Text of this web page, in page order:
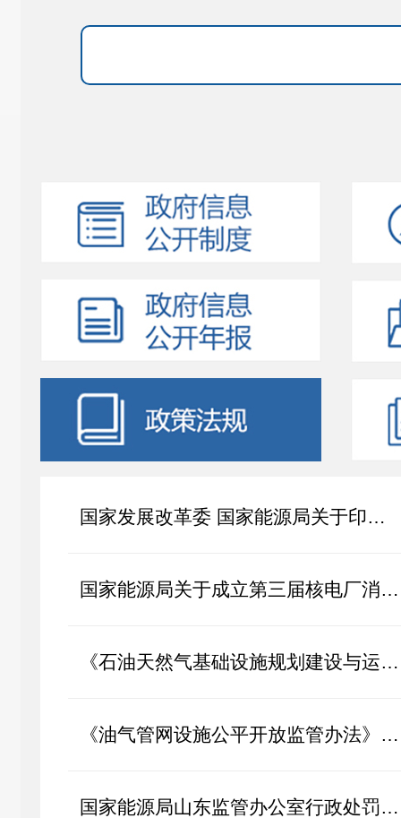
国家发展改革委 国家能源局关于印发《新型能源体系建设“十五五”规划》...
国家能源局关于成立第三届核电厂消防专家委员会的通知
《石油天然气基础设施规划建设与运营管理办法》 2025年第35号令
《油气管网设施公平开放监管办法》 2025年第33号令
国家能源局山东监管办公室行政处罚程序规定